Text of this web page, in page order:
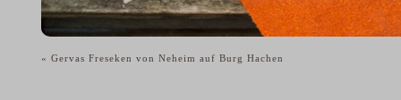
« Gervas Freseken von Neheim auf Burg Hachen